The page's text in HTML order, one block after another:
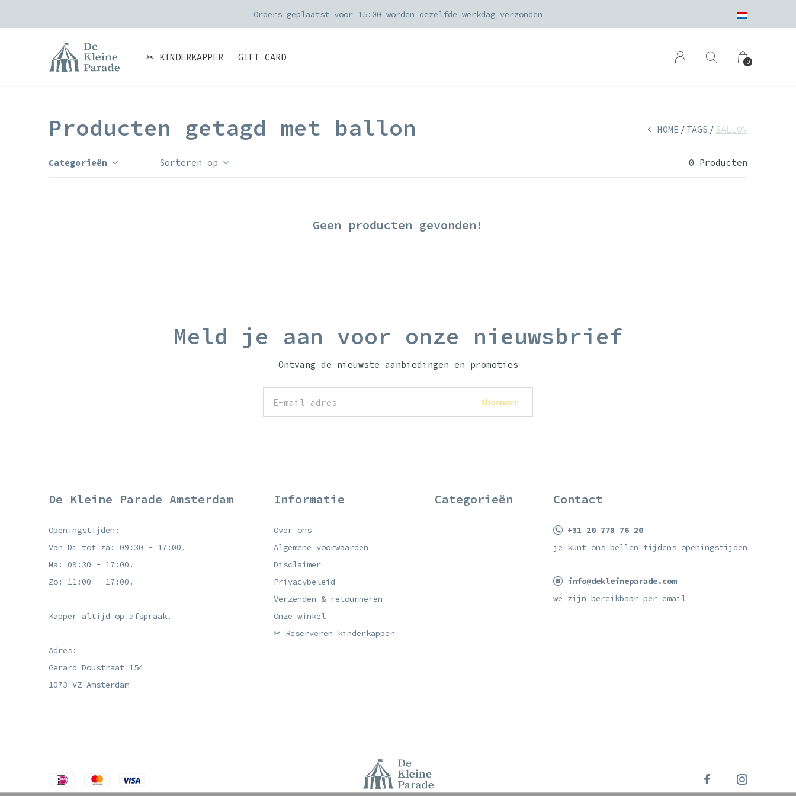
✂ KINDERKAPPER GIFT CARD 0
Orders geplaatst voor 15:00 worden dezelfde werkdag verzonden
Producten getagd met ballon HOME TAGS BALLON
Categorieën Sorteren op 0 Producten
Geen producten gevonden!
Meld je aan voor onze nieuwsbrief
Ontvang de nieuwste aanbiedingen en promoties
Abonneer
De Kleine Parade Amsterdam
Openingstijden:
Van Di tot za: 09:30 - 17:00.
Ma: 09:30 - 17:00.
Zo: 11:00 - 17:00.
Kapper altijd op afspraak.
Adres:
Gerard Doustraat 154
1073 VZ Amsterdam
Informatie
Over ons
Algemene voorwaarden
Disclaimer
Privacybeleid
Verzenden & retourneren
Onze winkel
✂ Reserveren kinderkapper
Categorieën Contact
+31 20 778 76 20
je kunt ons bellen tijdens openingstijden
info@dekleineparade.com
we zijn bereikbaar per email